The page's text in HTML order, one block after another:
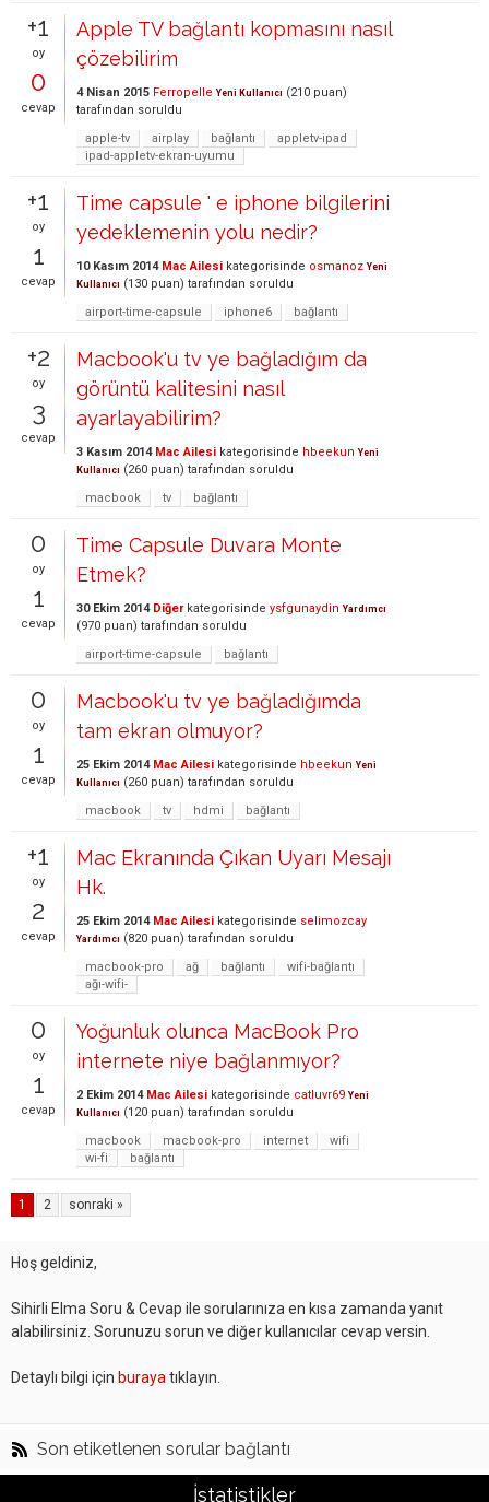
+1
oy
0
cevap
Apple TV bağlantı kopmasını nasıl
çözebilirim
4 Nisan 2015 Ferropelle Yeni Kullanıcı (210 puan)
tarafından soruldu
apple-tv
airplay bağlantı
appletv-ipad
ipad-appletv-ekran-uyumu
+1
oy
1
cevap
Time capsule ' e iphone bilgilerini
yedeklemenin yolu nedir?
10 Kasım 2014 Mac Ailesi kategorisinde osmanoz Yeni
Kullanıcı (130 puan) tarafından soruldu
airport-time-capsule
iphone6 bağlantı
+2
oy
3
cevap
Macbook'u tv ye bağladığım da
görüntü kalitesini nasıl
ayarlayabilirim?
3 Kasım 2014 Mac Ailesi kategorisinde hbeekun Yeni
Kullanıcı (260 puan) tarafından soruldu
macbook
tv bağlantı
0
oy
1
cevap
Time Capsule Duvara Monte
Etmek?
30 Ekim 2014 Diğerkategorisinde ysfgunaydin Yardımcı
(970 puan) tarafından soruldu
airport-time-capsule
bağlantı
0
oy
1
cevap
Macbook'u tv ye bağladığımda
tam ekran olmuyor?
25 Ekim 2014 Mac Ailesi kategorisinde hbeekun Yeni
Kullanıcı (260 puan) tarafından soruldu
macbook
tv hdmi bağlantı
+1
oy
2
cevap
Mac Ekranında Çıkan Uyarı Mesajı
Hk.
25 Ekim 2014 Mac Ailesi kategorisinde selimozcay
Yardımcı (820 puan) tarafından soruldu
macbook-pro
ağ bağlantı
wifi-bağlantı
ağı-wifi-
0
oy
1
cevap
Yoğunluk olunca MacBook Pro
internete niye bağlanmıyor?
2 Ekim 2014 Mac Ailesi kategorisinde catluvr69 Yeni
Kullanıcı (120 puan) tarafından soruldu
macbook
macbook-pro internet
wifi
wi-fi
bağlantı
1 2 sonraki »
Hoş geldiniz,
Sihirli Elma Soru & Cevap ile sorularınıza en kısa zamanda yanıt
alabilirsiniz. Sorunuzu sorun ve diğer kullanıcılar cevap versin.
Detaylı bilgi için buraya tıklayın.
Son etiketlenen sorular bağlantı
İstatistikler